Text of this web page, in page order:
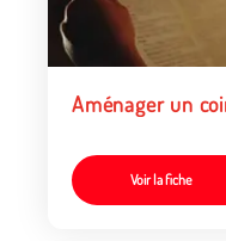
Aménager un
Voir la fiche